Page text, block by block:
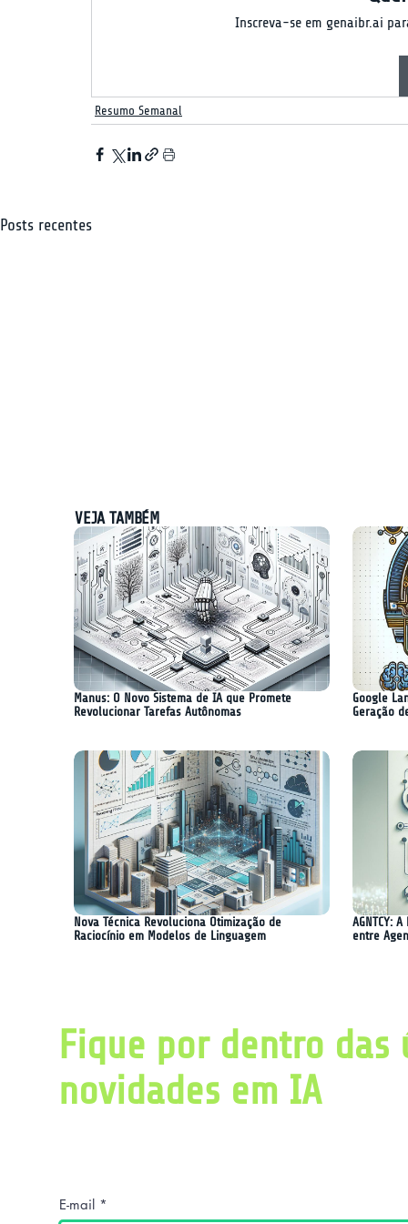
Inscreva-se em genaibr.ai
Resumo Semanal
Posts recentes
#42: Explorando as principais
tendências e inovações desta
#41:
tendências e
semana
Manus: O Novo Sistema de IA que Promete
Revolucionar Tarefas Autônomas
Nova Técnica Revoluciona Otimização de
Raciocínio em Modelos de Linguagem
Google
Geração
AGNTCY:
entre
VEJA TAMBÉM
Fique por dentro das
novidades em IA
E-mail